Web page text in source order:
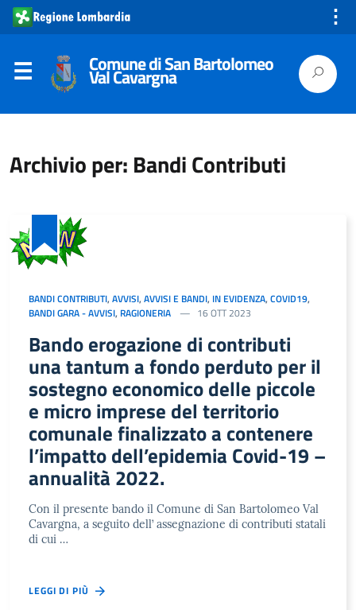
⋮
Comune di San Bartolomeo
Val Cavargna
Archivio per: Bandi Contributi
BANDI CONTRIBUTI, AVVISI, AVVISI E BANDI, IN EVIDENZA, COVID19,
BANDI GARA - AVVISI, RAGIONERIA 16 OTT 2023
Bando erogazione di contributi
una tantum a fondo perduto per il
sostegno economico delle piccole
e micro imprese del territorio
comunale finalizzato a contenere
l’impatto dell’epidemia Covid-19 –
annualità 2022.
Con il presente bando il Comune di San Bartolomeo Val
Cavargna, a seguito dell’ assegnazione di contributi statali
di cui …
LEGGI DI PIÙ